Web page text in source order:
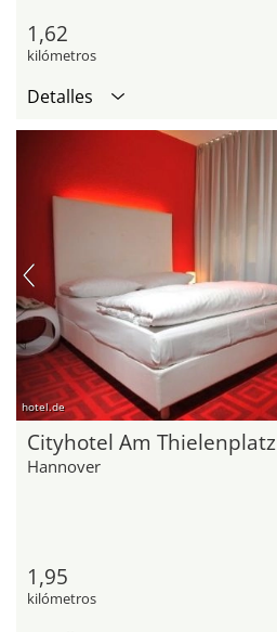
1,62
kilómetros
Detalles
hotel.de
Cityhotel Am Thielenplatz
Hannover
1,95
kilómetros